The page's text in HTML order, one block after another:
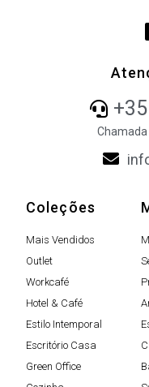
Coleções
Mais Vendidos
Outlet
Workcafé
Hotel & Café
Estilo Intemporal
Escritório Casa
Green Office